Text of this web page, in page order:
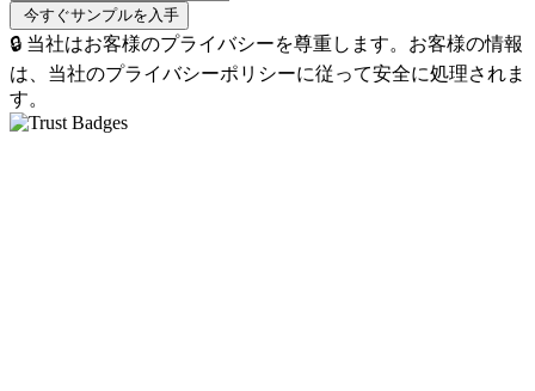
🔒 当社はお客様のプライバシーを尊重します。お客様の情報
は、当社のプライバシーポリシーに従って安全に処理されま
す。